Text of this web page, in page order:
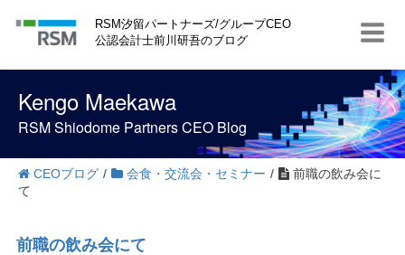
t
RSM汐留パートナーズ/グループCEO
公認会計士前川研吾のブログ
Kengo Maekawa
RSM Shiodome Partners CEO Blog
CEOブログ / 会食・交流会・セミナー /
前職の飲み会に
て
前職の飲み会にて